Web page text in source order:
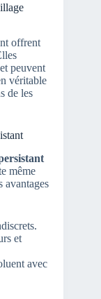
offrent
peuvent
véritable
de les
même
avantages
et
avec